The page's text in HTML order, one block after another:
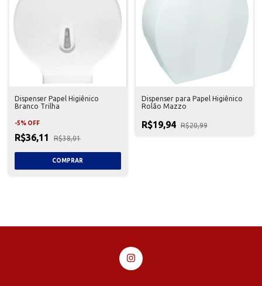
Dispenser Papel Higiênico
Branco Trilha
-5% OFF
R$36,11 R$38,01
Dispenser para Papel Higiênico
Rolão Mazzo
R$19,94 R$20,99